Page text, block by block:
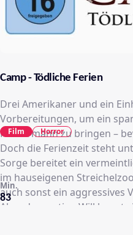
Camp - Tödliche Ferien
Drei Amerikaner und ein
Vorbereitungen, um ein
Fordermann zu bringen –
Doch die Ferienzeit steht
Sorge bereitet ein
im hauseigenen
auch sonst ein aggressives
Aber der mutige Will kennt
83
Min.
Film Horror